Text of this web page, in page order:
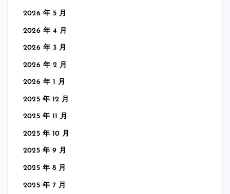
2026 年 5 月
2026 年 4 月
2026 年 3 月
2026 年 2 月
2026 年 1 月
2025 年 12 月
2025 年 11 月
2025 年 10 月
2025 年 9 月
2025 年 8 月
2025 年 7 月